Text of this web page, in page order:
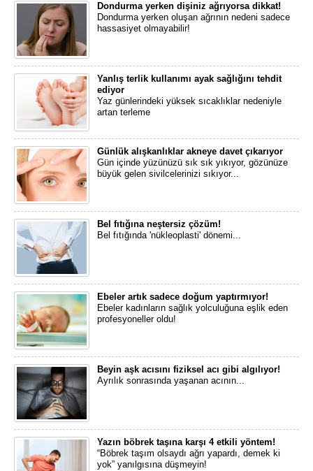
Dondurma yerken dişiniz ağrıyorsa dikkat!
Dondurma yerken oluşan ağrının nedeni sadece
hassasiyet olmayabilir!
Yanlış terlik kullanımı ayak sağlığını tehdit
ediyor
Yaz günlerindeki yüksek sıcaklıklar nedeniyle
artan terleme
Günlük alışkanlıklar akneye davet çıkarıyor
Gün içinde yüzünüzü sık sık yıkıyor, gözünüze
büyük gelen sivilcelerinizi sıkıyor...
Bel fıtığına neştersiz çözüm!
Bel fıtığında 'nükleoplasti' dönemi...
Ebeler artık sadece doğum yaptırmıyor!
Ebeler kadınların sağlık yolculuğuna eşlik eden
profesyoneller oldu!
Beyin aşk acısını fiziksel acı gibi algılıyor!
Ayrılık sonrasında yaşanan acının...
Yazın böbrek taşına karşı 4 etkili yöntem!
“Böbrek taşım olsaydı ağrı yapardı, demek ki
yok” yanılgısına düşmeyin!